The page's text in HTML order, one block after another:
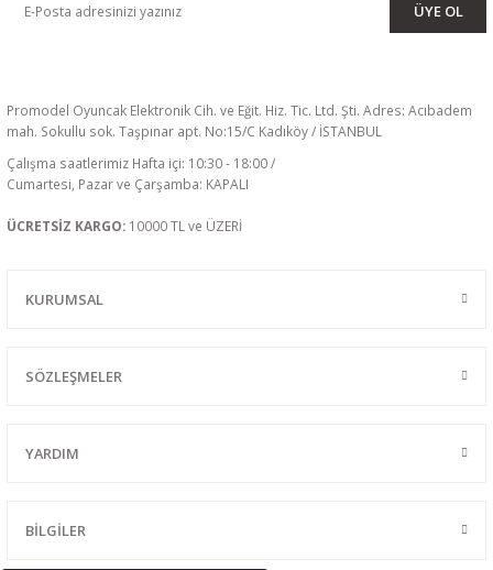
ÜYE OL
Promodel Oyuncak Elektronik Cih. ve Eğit. Hiz. Tic. Ltd. Şti. Adres: Acıbadem
mah. Sokullu sok. Taşpınar apt. No:15/C Kadıköy / İSTANBUL
Çalışma saatlerimiz Hafta içi: 10:30 - 18:00 /
Cumartesi, Pazar ve Çarşamba: KAPALI
ÜCRETSİZ KARGO: 10000 TL ve ÜZERİ
KURUMSAL
SÖZLEŞMELER
YARDIM
BİLGİLER